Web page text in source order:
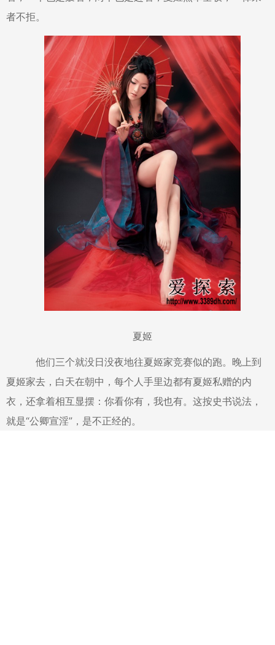
者不拒。
夏姬
他们三个就没日没夜地往夏姬家竞赛似的跑。晚上到
夏姬家去，白天在朝中，每个人手里边都有夏姬私赠的内
衣，还拿着相互显摆：你看你有，我也有。这按史书说法，
就是“公卿宣淫”，是不正经的。